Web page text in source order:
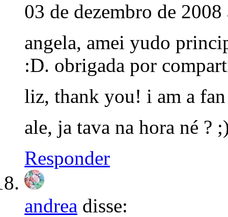
03 de dezembro de 2008
angela, amei yudo
:D. obrigada por
liz, thank you! i am a
ale, ja tava na hora né ?
Responder
andrea disse: